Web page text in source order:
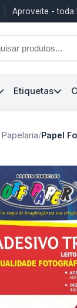
Aproveite - toda
Etiquetas
/Papel